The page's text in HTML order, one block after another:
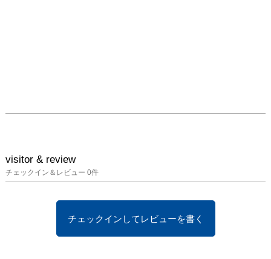
visitor & review
チェックイン＆レビュー 0件
チェックインしてレビューを書く